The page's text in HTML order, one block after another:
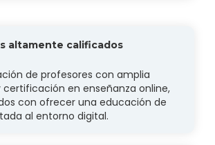
altamente calificados
de profesores con amplia
certificación en enseñanza online,
con ofrecer una educación de
al entorno digital.